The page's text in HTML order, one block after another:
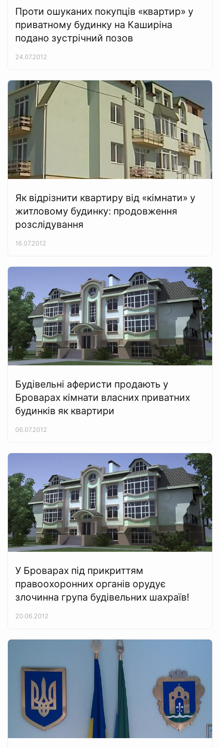
Проти ошуканих покупців «квартир» у
приватному будинку на Каширіна
подано зустрічний позов
24.07.2012
Як відрізнити квартиру від «кімнати» у
житловому будинку: продовження
розслідування
16.07.2012
Будівельні аферисти продають у
Броварах кімнати власних приватних
будинків як квартири
06.07.2012
У Броварах під прикриттям
правоохоронних органів орудує
злочинна група будівельних шахраїв!
20.06.2012